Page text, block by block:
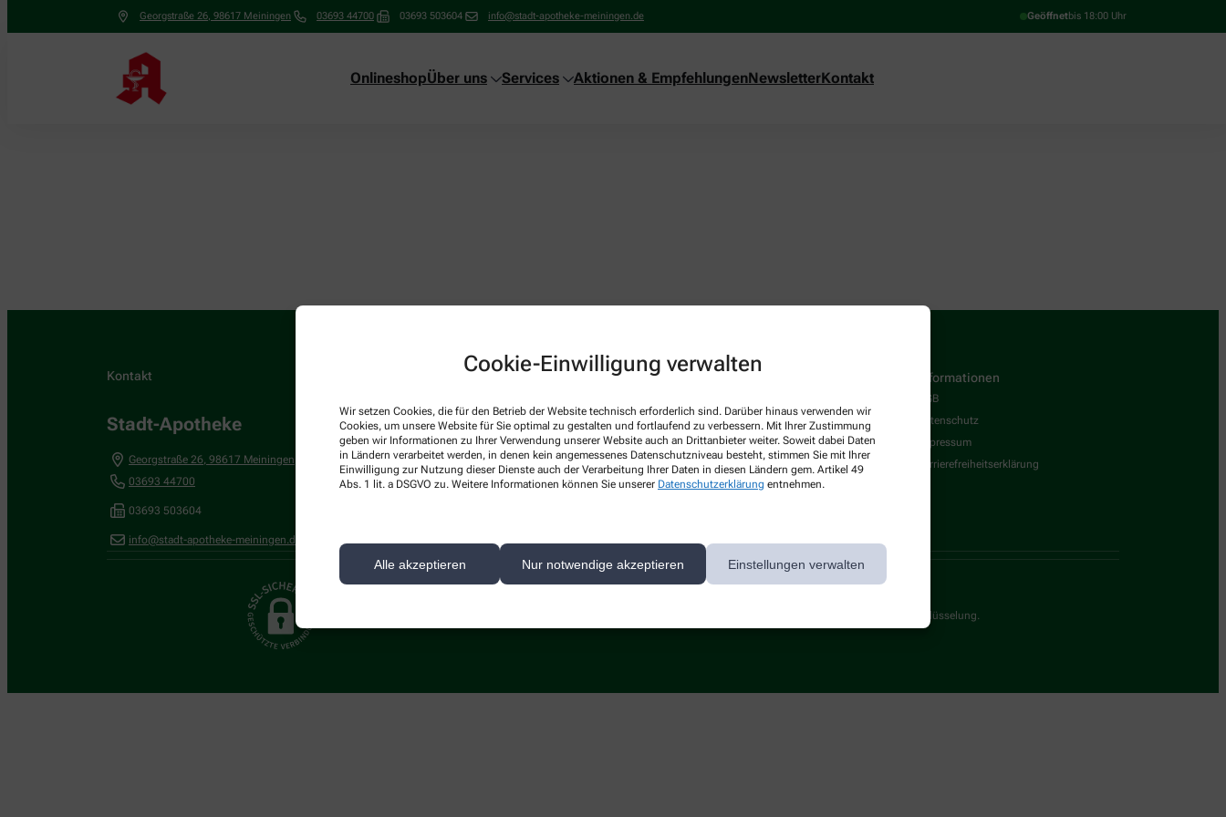
Cookie-Einwilligung verwalten
Wir setzen Cookies, die für den Betrieb der Website technisch erforderlich sind. Darüber hinaus verwenden wir
Cookies, um unsere Website für Sie optimal zu gestalten und fortlaufend zu verbessern. Mit Ihrer Zustimmung
geben wir Informationen zu Ihrer Verwendung unserer Website auch an Drittanbieter weiter. Soweit dabei Daten
in Ländern verarbeitet werden, in denen kein angemessenes Datenschutzniveau besteht, stimmen Sie mit Ihrer
Einwilligung zur Nutzung dieser Dienste auch der Verarbeitung Ihrer Daten in diesen Ländern gem. Artikel 49
Abs. 1 lit. a DSGVO zu. Weitere Informationen können Sie unserer Datenschutzerklärung entnehmen.
Alle akzeptieren Nur notwendige akzeptieren Einstellungen verwalten
Georgstraße 26, 98617 Meiningen 03693 44700 03693 503604 info@stadt-apotheke-meiningen.de Geöffnetbis 18:00 Uhr
OnlineshopÜber uns Services Aktionen & EmpfehlungenNewsletterKontakt
Kontakt
Stadt-Apotheke
Georgstraße 26, 98617 Meiningen
03693 44700
03693 503604
info@stadt-apotheke-meiningen.de
Informationen
AGB
Datenschutz
Impressum
Barrierefreiheitserklärung
Wir legen großen Wert auf den Schutz Ihrer persönlichen Daten und garantieren die sichere Übertragung durch eine SSL-Verschlüsselung.